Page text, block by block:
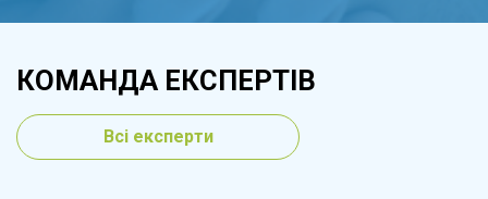
КОМАНДА ЕКСПЕРТІВ
Всі експерти